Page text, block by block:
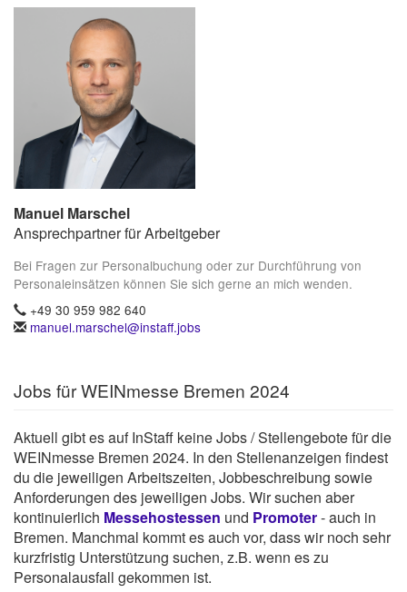
Manuel Marschel
Ansprechpartner für Arbeitgeber
Bei Fragen zur Personalbuchung oder zur Durchführung von
Personaleinsätzen können Sie sich gerne an mich wenden.
+49 30 959 982 640
manuel.marschel@instaff.jobs
Jobs für WEINmesse Bremen 2024
Aktuell gibt es auf InStaff keine Jobs / Stellengebote für die
WEINmesse Bremen 2024. In den Stellenanzeigen findest
du die jeweiligen Arbeitszeiten, Jobbeschreibung sowie
Anforderungen des jeweiligen Jobs. Wir suchen aber
kontinuierlich Messehostessen und Promoter- auch in
Bremen. Manchmal kommt es auch vor, dass wir noch sehr
kurzfristig Unterstützung suchen, z.B. wenn es zu
Personalausfall gekommen ist.